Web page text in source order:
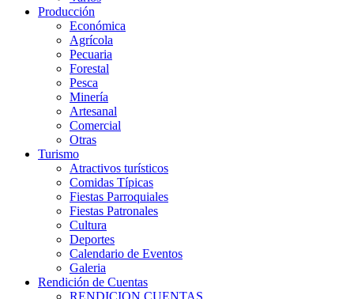
Producción
Económica
Agrícola
Pecuaria
Forestal
Pesca
Minería
Artesanal
Comercial
Otras
Turismo
Atractivos turísticos
Comidas Típicas
Fiestas Parroquiales
Fiestas Patronales
Cultura
Deportes
Calendario de Eventos
Galeria
Rendición de Cuentas
RENDICION CUENTAS